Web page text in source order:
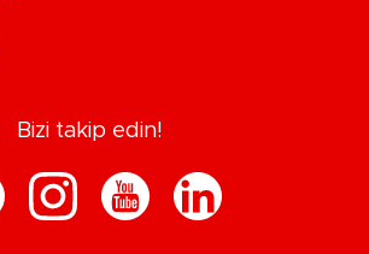
Bizi takip edin!